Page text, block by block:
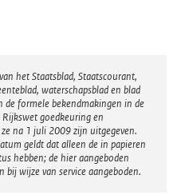
het Staatsblad, Staatscourant,
waterschapsblad en blad
de formele bekendmakingen in de
goedkeuring en
na 1 juli 2009 zijn uitgegeven.
geldt dat alleen de in papieren
hebben; de hier aangeboden
bij wijze van service aangeboden.